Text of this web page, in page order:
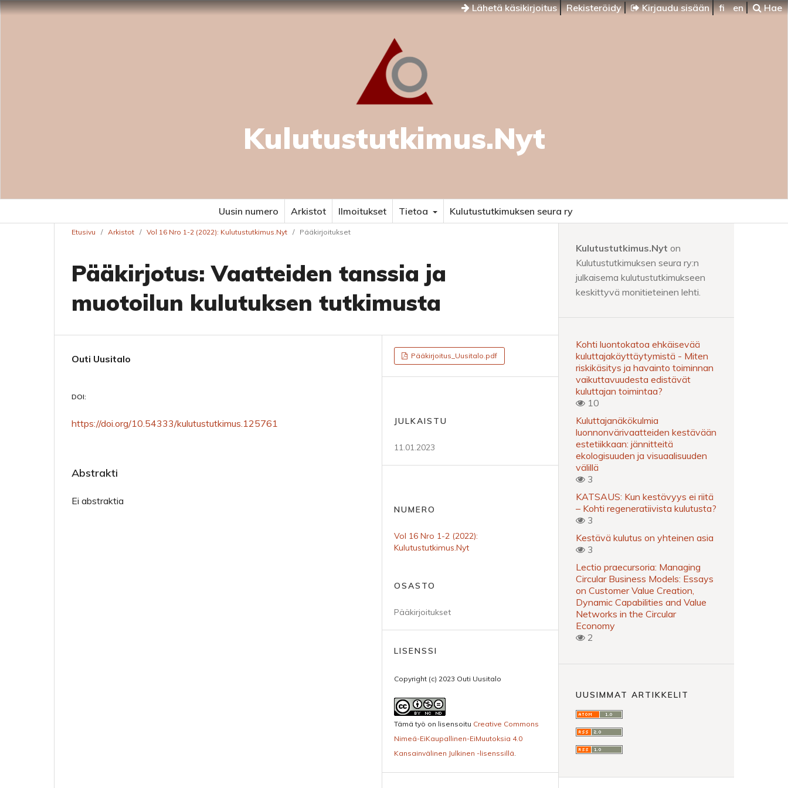
Lähetä käsikirjoitus Rekisteröidy Kirjaudu sisään fi en Hae
Kulutustutkimus.Nyt
Uusin numero Arkistot Ilmoitukset Tietoa Kulutustutkimuksen seura ry
Etusivu / Arkistot / Vol 16 Nro 1-2 (2022): Kulutustutkimus.Nyt / Pääkirjoitukset
Pääkirjotus: Vaatteiden tanssia ja
muotoilun kulutuksen tutkimusta
Outi Uusitalo
DOI:
https://doi.org/10.54333/kulutustutkimus.125761
Abstrakti
Ei abstraktia
Pääkirjoitus_Uusitalo.pdf
JULKAISTU
11.01.2023
NUMERO
Vol 16 Nro 1-2 (2022):
Kulutustutkimus.Nyt
OSASTO
Pääkirjoitukset
LISENSSI
Copyright (c) 2023 Outi Uusitalo
Tämä työ on lisensoitu Creative Commons
Nimeä-EiKaupallinen-EiMuutoksia 4.0
Kansainvälinen Julkinen -lisenssillä.
Kulutustutkimus.Nyt on
Kulutustutkimuksen seura ry:n
julkaisema kulutustutkimukseen
keskittyvä monitieteinen lehti.
Kohti luontokatoa ehkäisevää
kuluttajakäyttäytymistä - Miten
riskikäsitys ja havainto toiminnan
vaikuttavuudesta edistävät
kuluttajan toimintaa?
10
Kuluttajanäkökulmia
luonnonvärivaatteiden kestävään
estetiikkaan: jännitteitä
ekologisuuden ja visuaalisuuden
välillä
3
KATSAUS: Kun kestävyys ei riitä
– Kohti regeneratiivista kulutusta?
3
Kestävä kulutus on yhteinen asia
3
Lectio praecursoria: Managing
Circular Business Models: Essays
on Customer Value Creation,
Dynamic Capabilities and Value
Networks in the Circular
Economy
2
UUSIMMAT ARTIKKELIT